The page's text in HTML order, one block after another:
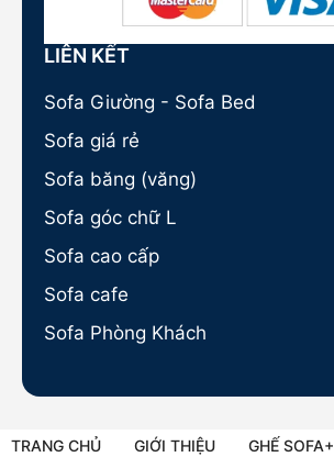
LIÊN KẾT
Sofa Giường - Sofa Bed
Sofa giá rẻ
Sofa băng (văng)
Sofa góc chữ L
Sofa cao cấp
Sofa cafe
Sofa Phòng Khách
TRANG CHỦ GIỚI THIỆU GHẾ SOFA+